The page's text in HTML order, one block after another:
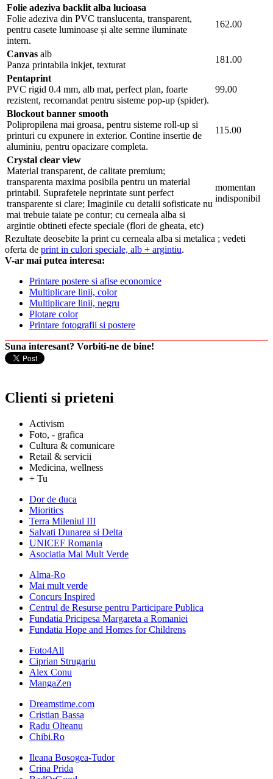
Folie adeziva backlit alba lucioasa
Folie adeziva din PVC translucenta, transparent,
pentru casete luminoase și alte semne iluminate
intern.
162.00
Canvas alb
Panza printabila inkjet, texturat
181.00
Pentaprint
PVC rigid 0.4 mm, alb mat, perfect plan, foarte
rezistent, recomandat pentru sisteme pop-up (spider).
99.00
Blockout banner smooth
Polipropilena mai groasa, pentru sisteme roll-up si
printuri cu expunere in exterior. Contine insertie de
aluminiu, pentru opacizare completa.
115.00
Crystal clear view
Material transparent, de calitate premium;
transparenta maxima posibila pentru un material
printabil. Suprafetele neprintate sunt perfect
transparente si clare; Imaginile cu detalii sofisticate nu
mai trebuie taiate pe contur; cu cerneala alba si
argintie obtineti efecte speciale (flori de gheata, etc)
momentan
indisponibil
Rezultate deosebite la print cu cerneala alba si metalica ; vedeti
oferta de print in culori speciale, alb + argintiu.
V-ar mai putea interesa:
Printare postere si afise economice
Multiplicare linii, color
Multiplicare linii, negru
Plotare color
Printare fotografii si postere
Suna interesant? Vorbiti-ne de bine!
Clienti si prieteni
Activism
Foto, - grafica
Cultura & comunicare
Retail & servicii
Medicina, wellness
+ Tu
Dor de duca
Mioritics
Terra Mileniul III
Salvati Dunarea si Delta
UNICEF Romania
Asociatia Mai Mult Verde
Alma-Ro
Mai mult verde
Concurs Inspired
Centrul de Resurse pentru Participare Publica
Fundatia Pricipesa Margareta a Romaniei
Fundatia Hope and Homes for Childrens
Foto4All
Ciprian Strugariu
Alex Conu
MangaZen
Dreamstime.com
Cristian Bassa
Radu Olteanu
Chibi.Ro
Ileana Bosogea-Tudor
Crina Prida